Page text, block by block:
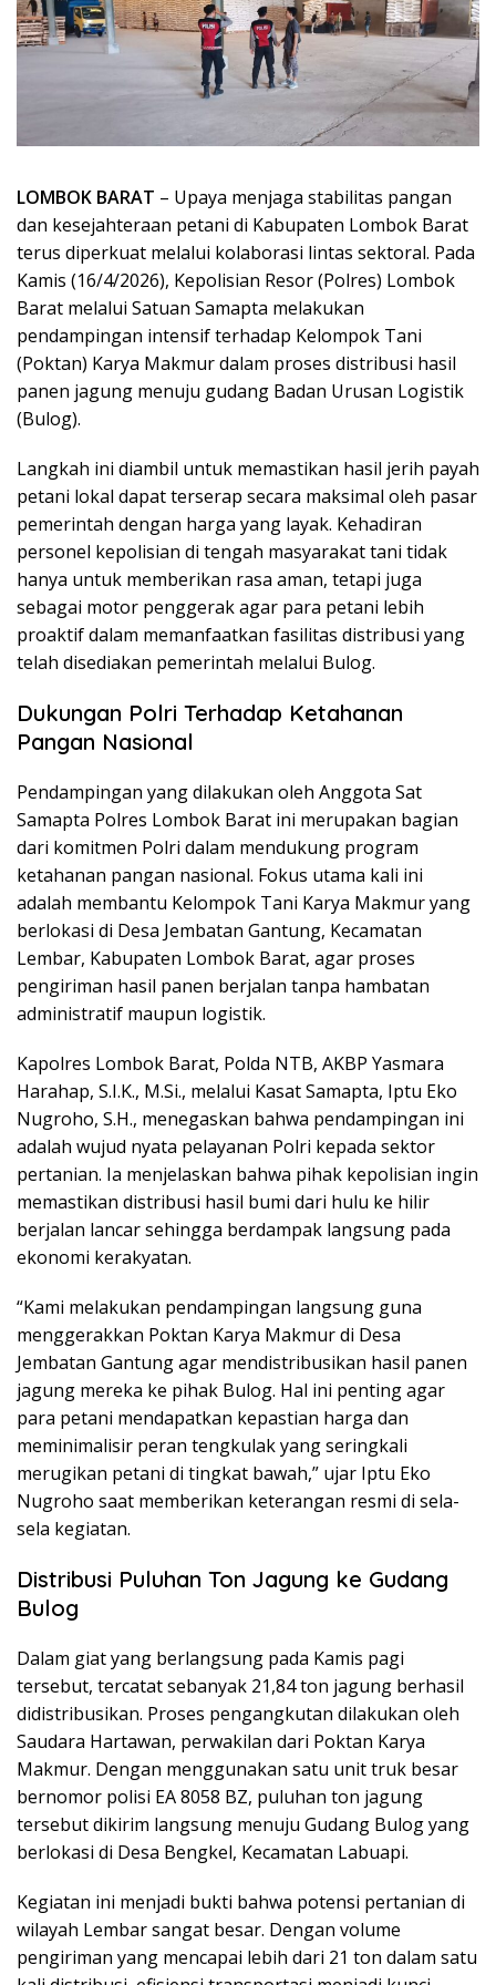
LOMBOK BARAT – Upaya menjaga stabilitas pangan
dan kesejahteraan petani di Kabupaten Lombok Barat
terus diperkuat melalui kolaborasi lintas sektoral. Pada
Kamis (16/4/2026), Kepolisian Resor (Polres) Lombok
Barat melalui Satuan Samapta melakukan
pendampingan intensif terhadap Kelompok Tani
(Poktan) Karya Makmur dalam proses distribusi hasil
panen jagung menuju gudang Badan Urusan Logistik
(Bulog).
Langkah ini diambil untuk memastikan hasil jerih payah
petani lokal dapat terserap secara maksimal oleh pasar
pemerintah dengan harga yang layak. Kehadiran
personel kepolisian di tengah masyarakat tani tidak
hanya untuk memberikan rasa aman, tetapi juga
sebagai motor penggerak agar para petani lebih
proaktif dalam memanfaatkan fasilitas distribusi yang
telah disediakan pemerintah melalui Bulog.
Dukungan Polri Terhadap Ketahanan
Pangan Nasional
Pendampingan yang dilakukan oleh Anggota Sat
Samapta Polres Lombok Barat ini merupakan bagian
dari komitmen Polri dalam mendukung program
ketahanan pangan nasional. Fokus utama kali ini
adalah membantu Kelompok Tani Karya Makmur yang
berlokasi di Desa Jembatan Gantung, Kecamatan
Lembar, Kabupaten Lombok Barat, agar proses
pengiriman hasil panen berjalan tanpa hambatan
administratif maupun logistik.
Kapolres Lombok Barat, Polda NTB, AKBP Yasmara
Harahap, S.I.K., M.Si., melalui Kasat Samapta, Iptu Eko
Nugroho, S.H., menegaskan bahwa pendampingan ini
adalah wujud nyata pelayanan Polri kepada sektor
pertanian. Ia menjelaskan bahwa pihak kepolisian ingin
memastikan distribusi hasil bumi dari hulu ke hilir
berjalan lancar sehingga berdampak langsung pada
ekonomi kerakyatan.
“Kami melakukan pendampingan langsung guna
menggerakkan Poktan Karya Makmur di Desa
Jembatan Gantung agar mendistribusikan hasil panen
jagung mereka ke pihak Bulog. Hal ini penting agar
para petani mendapatkan kepastian harga dan
meminimalisir peran tengkulak yang seringkali
merugikan petani di tingkat bawah,” ujar Iptu Eko
Nugroho saat memberikan keterangan resmi di sela-
sela kegiatan.
Distribusi Puluhan Ton Jagung ke Gudang
Bulog
Dalam giat yang berlangsung pada Kamis pagi
tersebut, tercatat sebanyak 21,84 ton jagung berhasil
didistribusikan. Proses pengangkutan dilakukan oleh
Saudara Hartawan, perwakilan dari Poktan Karya
Makmur. Dengan menggunakan satu unit truk besar
bernomor polisi EA 8058 BZ, puluhan ton jagung
tersebut dikirim langsung menuju Gudang Bulog yang
berlokasi di Desa Bengkel, Kecamatan Labuapi.
Kegiatan ini menjadi bukti bahwa potensi pertanian di
wilayah Lembar sangat besar. Dengan volume
pengiriman yang mencapai lebih dari 21 ton dalam satu